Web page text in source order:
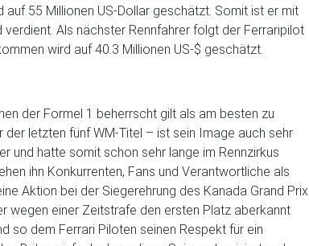
55 Millionen US-Dollar geschätzt. Somit ist er mit
Als nächster Rennfahrer folgt der Ferraripilot
wird auf 40.3 Millionen US-$ geschätzt.
der Formel 1 beherrscht gilt als am besten zu
letzten fünf WM-Titel – ist sein Image auch sehr
und hatte somit schon sehr lange im Rennzirkus
ihn Konkurrenten, Fans und Verantwortliche als
Aktion bei der Siegerehrung des Kanada Grand Prix
wegen einer Zeitstrafe den ersten Platz aberkannt
so dem Ferrari Piloten seinen Respekt für ein